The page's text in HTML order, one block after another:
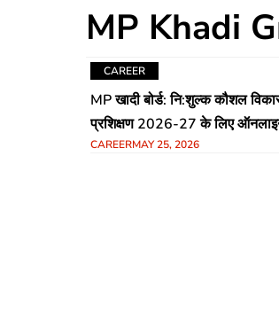
MP Khadi
CAREER
MP खादी बोर्ड: नि:शुल्क कौशल
प्रशिक्षण 2026-27 के लिए
आवेदन शुरू, 12 जून अंतिम तिथि
CAREERMAY 25, 2026